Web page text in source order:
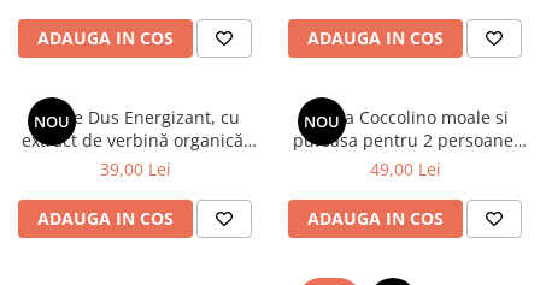
ADAUGA IN COS ADAUGA IN COS
NOU
Gel de Dus Energizant, cu
extract de verbină organică,
1000 ml
39,00 Lei
ADAUGA IN COS
NOU
Patura Coccolino moale si
pufoasa pentru 2 persoane,
200X230 cm, Maro deschis
49,00 Lei
ADAUGA IN COS